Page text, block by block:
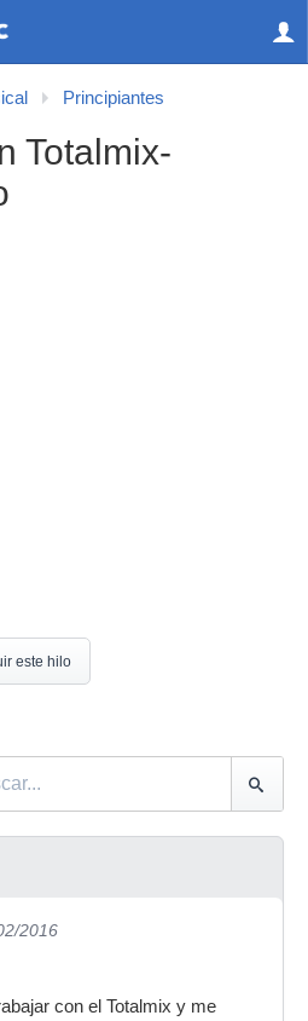
Principiantes
Totalmix-
este hilo
2016
con el Totalmix y me